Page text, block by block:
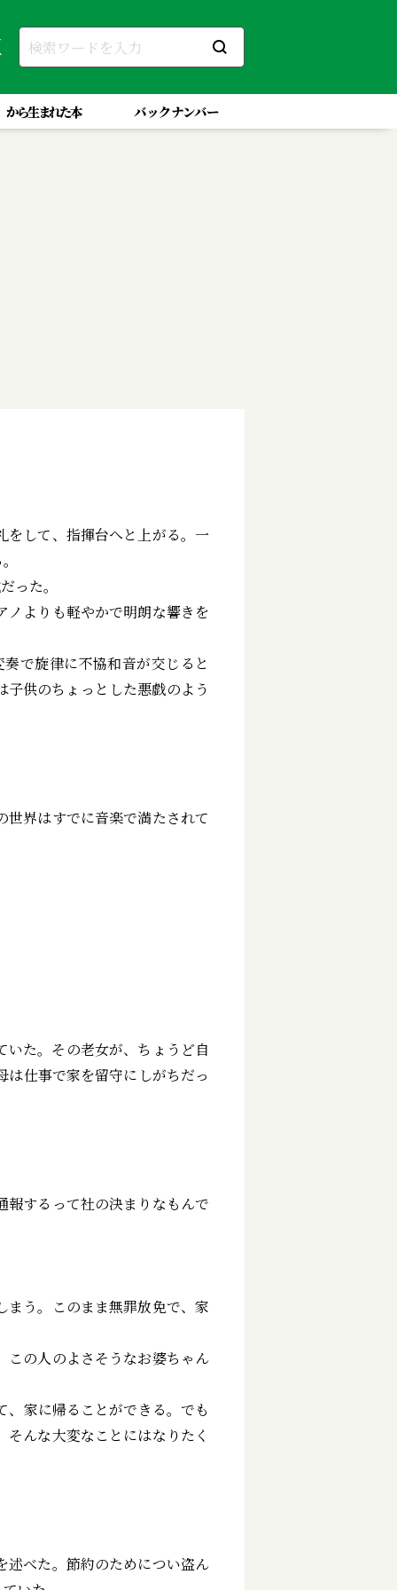
から生まれた本 バックナンバー
して、指揮台へと上がる。一
った。
よりも軽やかで明朗な響きを
で旋律に不協和音が交じると
供のちょっとした悪戯のよう
界はすでに音楽で満たされて
た。その老女が、ちょうど自
仕事で家を留守にしがちだっ
報するって社の決まりなもんで
う。このまま無罪放免で、家
この人のよさそうなお婆ちゃん
家に帰ることができる。でも
んな大変なことにはなりたく
べた。節約のためについ盗ん